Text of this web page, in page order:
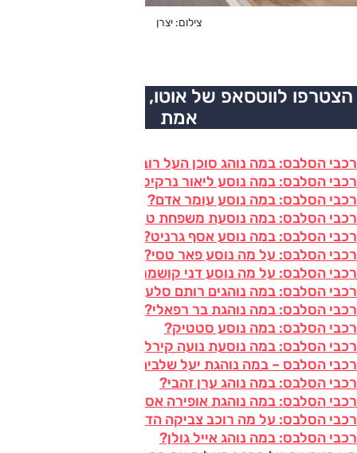
צילום: יצרן
הצטרפו לווטסאפ של אוטו, כל העדכונים בזמן
אמת
רכבי הסלבס: במה נוהג סוכן העל רוברטו בן שושן?
רכבי הסלבס: במה נוסע ליאור נרקיס?
רכבי הסלבס: במה נוסע עומר אדם?
רכבי הסלבס: במה נוסעת משפחת טרנטינו?
רכבי הסלבס: במה נוסע אסף גרניט?
רכבי הסלבס: על מה נוסע פאר טסי?
רכבי הסלבס: על מה נוסע דני קושמרו?
רכבי הסלבס: במה נוהגים רותם סלע וליאור רז?
רכבי הסלבס: במה נוהגת בר רפאלי?
רכבי הסלבס: במה נוסע סטטיק?
רכבי הסלבס: במה נוסעת נועה קירל?
רכבי הסלבס – במה נוהגת יעל שלביה?
רכבי הסלבס: במה נוהג ערן זהבי?
רכבי הסלבס: במה נוהגת אופירה אסייג?
רכבי הסלבס: על מה רוכב צביקה הדר?
רכבי הסלבס: במה נוהג אייל גולן?